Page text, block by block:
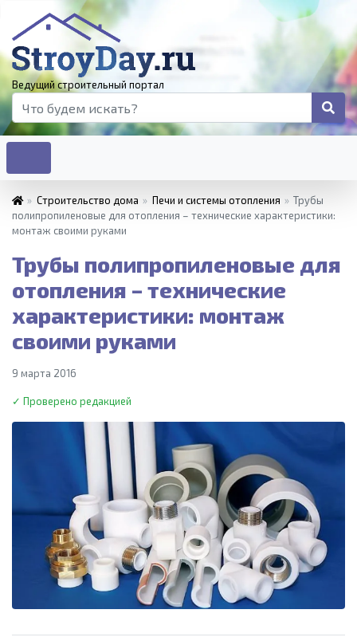
Ведущий строительный портал
» Строительство дома » Печи и системы отопления » Трубы
полипропиленовые для отопления – технические характеристики:
монтаж своими руками
Трубы полипропиленовые для
отопления – технические
характеристики: монтаж
своими руками
9 марта 2016
✓ Проверено редакцией